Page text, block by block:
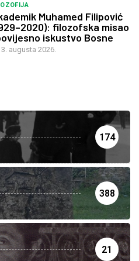
Muhamed Filipović
filozofska misao
iskustvo Bosne
3. augusta 2026.
174
388
21